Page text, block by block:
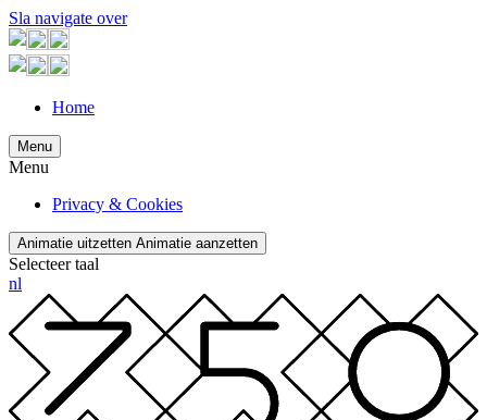
Sla navigate over
Home
Menu
Menu
Privacy & Cookies
Animatie uitzetten Animatie aanzetten
Selecteer taal
nl